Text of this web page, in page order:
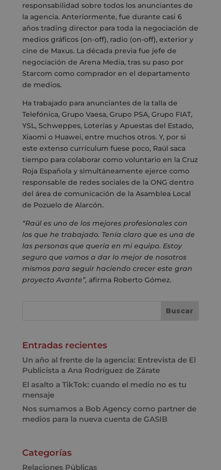
responsabilidad sobre todos los anunciantes de
la agencia. Anteriormente, fue durante casi 6
años trading director para toda la negociación de
medios gráficos (on-off), radio (on-off), exterior y
cine de Maxus. La década previa fue jefe de
negociación de Arena Media, tras su paso por
Starcom como comprador en el departamento
de medios.
Ha trabajado para anunciantes de la talla de
Telefónica, Grupo Vaesa, Grupo PSA, Grupo FIAT,
YSL, Schweppes, Loterías y Apuestas del Estado,
Xiaomi o Huawei, entre muchos otros. Y, por si
este extenso currículum fuese poco, Raúl saca
tiempo para colaborar como voluntario en la Cruz
Roja Española y simultáneamente ejerce como
responsable de redes sociales de la ONG dentro
del área de comunicación de la Asamblea Local
de Pozuelo de Alarcón.
“Raúl es uno de los mejores profesionales con
los que he trabajado. Tenía claro que es una de
las personas que quería en mi equipo. Estoy
seguro que vamos a dar lo mejor de nosotros
mismos para seguir haciendo crecer este gran
proyecto Avante”, afirma Roberto Gómez.
Entradas recientes
Un año al frente de la agencia: Entrevista de El
Publicista a Ana Rodríguez de Zárate
El asalto a TikTok: cuando el medio no es tu
mensaje
Nos sumamos a Bob Agency como partner de
medios para la nueva cuenta de GASIB
Categorías
Relaciones Públicas